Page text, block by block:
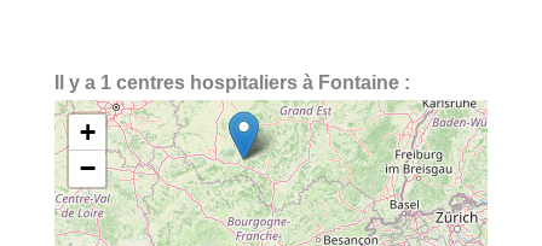
Il y a 1 centres hospitaliers à Fontaine :
+
−